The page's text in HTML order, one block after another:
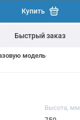
Купить
Быстрый заказ
модель
Высота, мм